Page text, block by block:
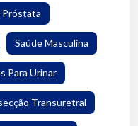
Próstata
Saúde Masculina
Para Urinar
Transuretral